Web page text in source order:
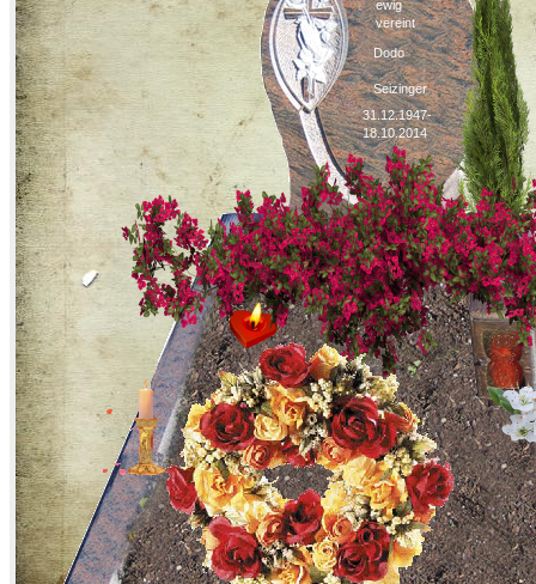
Dodo
Seizinger
31.12.1947-
18.10.2014
ewig
vereint